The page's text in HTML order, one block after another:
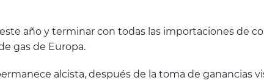
año y terminar con todas las importaciones de
gas de Europa.
alcista, después de la toma de ganancias